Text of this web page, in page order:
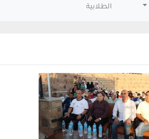
الطلابية